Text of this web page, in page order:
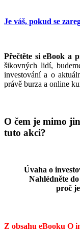
Je váš, pokud se
Přečtěte si eBook a
šikovných lidí,
investování a o
právě burza a online
O čem je mimo
tuto akci?
Úvaha o
Nahlédněte
proč
Z obsahu eBooku O